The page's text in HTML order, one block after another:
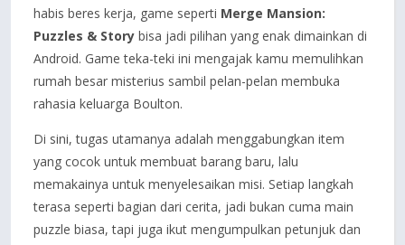
habis beres kerja, game seperti Merge Mansion:
Puzzles & Story bisa jadi pilihan yang enak dimainkan di
Android. Game teka-teki ini mengajak kamu memulihkan
rumah besar misterius sambil pelan-pelan membuka
rahasia keluarga Boulton.
Di sini, tugas utamanya adalah menggabungkan item
yang cocok untuk membuat barang baru, lalu
memakainya untuk menyelesaikan misi. Setiap langkah
terasa seperti bagian dari cerita, jadi bukan cuma main
puzzle biasa, tapi juga ikut mengumpulkan petunjuk dan